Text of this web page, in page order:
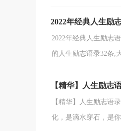
2022年经典人生励
2022年经典人生励志
的人生励志语录32条,
【精华】人生励志
【精华】人生励志语
化，是滴水穿石，是